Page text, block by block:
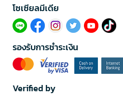
โซเซียลมีเดีย​
รองรับการชำระเงิน
Verified by